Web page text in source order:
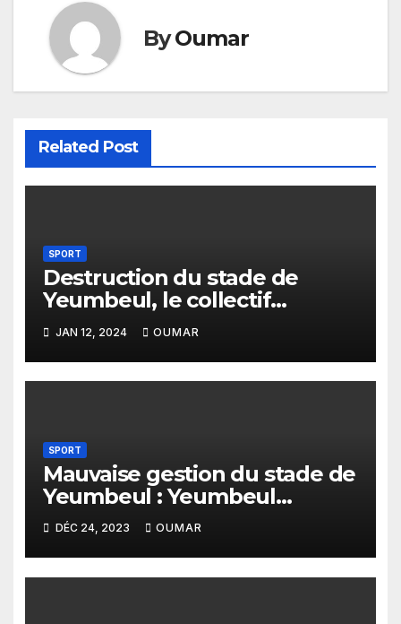
ByOumar
Related Post
SPORT
Destruction du stade de
Yeumbeul, le collectif
Yeumbeul débout porte
plainte contre le Maire
Babacar Ndao
JAN 12, 2024 OUMAR
SPORT
Mauvaise gestion du stade de
Yeumbeul : Yeumbeul
débout réclame la tête de
Babacar Ndao
DÉC 24, 2023 OUMAR